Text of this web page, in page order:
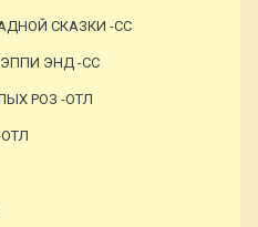
СКАЗКИ -СС
ЭНД -СС
РОЗ -ОТЛ